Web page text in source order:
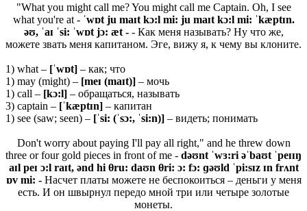
"What you might call me? You might call me Captain. Oh, I see
what you're at - ˈwɒt ju maɪt kɔ:l mi: ju maɪt kɔ:l mi: ˈkæptɪn.
əʊ, ˈaɪ ˈsi: ˈwɒt jɔ: æt - - Как меня называть? Ну что же,
можете звать меня капитаном. Эге, вижу я, к чему вы клоните.
1) what – [ˈwɒt] – как; что
1) may (might) – [meɪ (maɪt)] – мочь
1) call – [kɔ:l] – обращаться, называть
3) captain – [ˈkæptɪn] – капитан
1) see (saw; seen) – [ˈsi: (ˈsɔ:, ˈsi:n)] – видеть; понимать
Don't worry about paying I'll pay all right," and he threw down
three or four gold pieces in front of me - dəʊnt ˈwɜ:ri əˈbaʊt ˈpeɪɪŋ
aɪl peɪ ɔ:l raɪt, ənd hi θru: daʊn θri: ɔ: fɔ: ɡəʊld ˈpi:sɪz ɪn frʌnt
ɒv mi: - Насчет платы можете не беспокоиться – деньги у меня
есть. И он швырнул передо мной три или четыре золотые
монеты.